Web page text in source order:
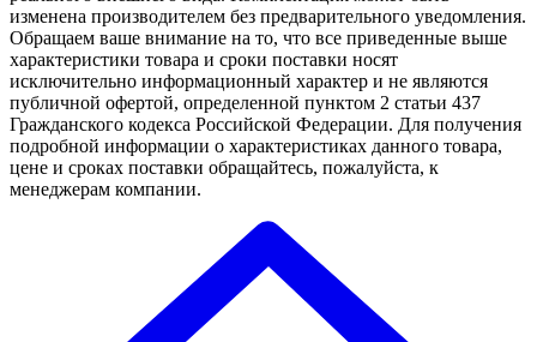
изменена производителем без предварительного уведомления.
Обращаем ваше внимание на то, что все приведенные выше
характеристики товара и сроки поставки носят
исключительно информационный характер и не являются
публичной офертой, определенной пунктом 2 статьи 437
Гражданского кодекса Российской Федерации. Для получения
подробной информации о характеристиках данного товара,
цене и сроках поставки обращайтесь, пожалуйста, к
менеджерам компании.